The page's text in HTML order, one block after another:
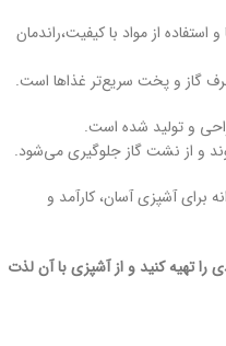
استفاده از مواد با کیفیت،راندمان
گاز و پخت سریع‌تر غذاها است.
و تولید شده است.
و از نشت گاز جلوگیری می‌شود.
برای آشپزی آسان، کارآمد و
را تهیه کنید و از آشپزی با آن لذت